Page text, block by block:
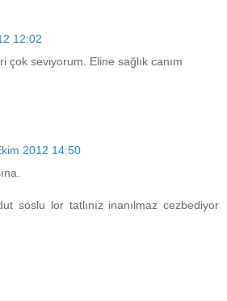
12:02
çok seviyorum. Eline sağlık canım
2012 14:50
soslu lor tatlınız inanılmaz cezbediyor